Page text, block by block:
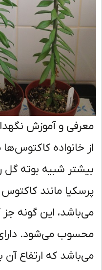
و آموزش نگهداری
خانواده کاکتوس‌ها
شبیه بوته گل رز
مانند کاکتوس
این گونه جز
می‌شود. دارای